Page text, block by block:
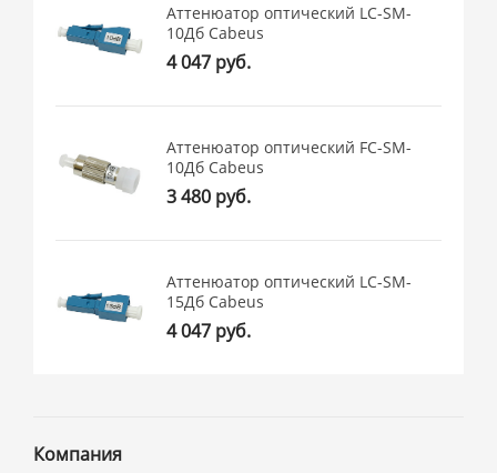
Аттенюатор оптический LC-SM-
10Дб Cabeus
4 047 руб.
Аттенюатор оптический FC-SM-
10Дб Cabeus
3 480 руб.
Аттенюатор оптический LC-SM-
15Дб Cabeus
4 047 руб.
Компания